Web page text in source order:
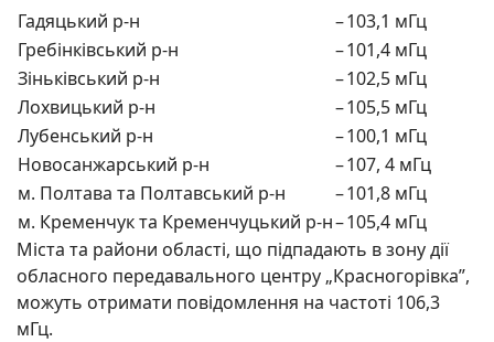
Гадяцький р-н
–103,1 мГц
Гребінківський р-н
–101,4 мГц
Зіньківський р-н
–102,5 мГц
Лохвицький р-н
–105,5 мГц
Лубенський р-н
–100,1 мГц
Новосанжарський р-н
–107, 4 мГц
м. Полтава та Полтавський р-н
–101,8 мГц
м. Кременчук та Кременчуцький р-н–105,4 мГц
Міста та райони області, що підпадають в зону дії
обласного передавального центру „Красногорівка”,
можуть отримати повідомлення на частоті 106,3
мГц.